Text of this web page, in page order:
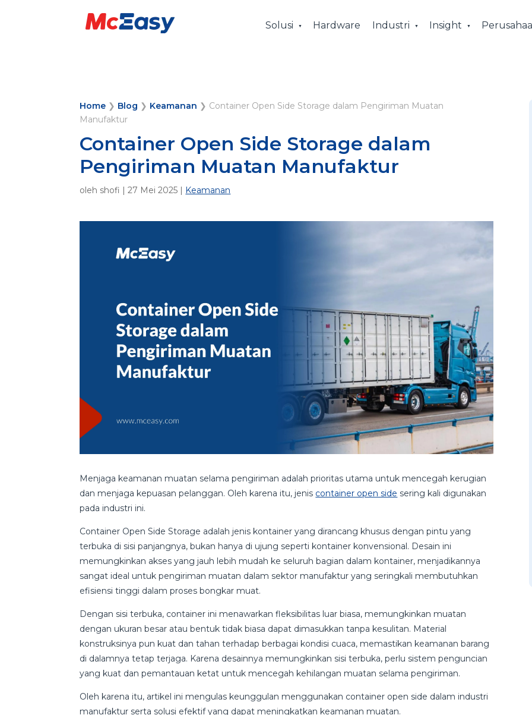
Solusi Hardware Industri Insight
Home ❯ Blog ❯ Keamanan ❯ Container Open Side Storage dalam Pengiriman Muatan
Manufaktur
Container Open Side Storage dalam
Pengiriman Muatan Manufaktur
oleh shofi |27 Mei 2025 | Keamanan
Menjaga keamanan muatan selama pengiriman adalah prioritas utama untuk mencegah kerugian
dan menjaga kepuasan pelanggan. Oleh karena itu, jenis container open side sering kali digunakan
pada industri ini.
Container Open Side Storage adalah jenis kontainer yang dirancang khusus dengan pintu yang
terbuka di sisi panjangnya, bukan hanya di ujung seperti kontainer konvensional. Desain ini
memungkinkan akses yang jauh lebih mudah ke seluruh bagian dalam kontainer, menjadikannya
sangat ideal untuk pengiriman muatan dalam sektor manufaktur yang seringkali membutuhkan
efisiensi tinggi dalam proses bongkar muat.
Dengan sisi terbuka, container ini menawarkan fleksibilitas luar biasa, memungkinkan muatan
dengan ukuran besar atau bentuk tidak biasa dapat dimasukkan tanpa kesulitan. Material
konstruksinya pun kuat dan tahan terhadap berbagai kondisi cuaca, memastikan keamanan barang
di dalamnya tetap terjaga. Karena desainnya memungkinkan sisi terbuka, perlu sistem penguncian
yang kuat dan pemantauan ketat untuk mencegah kehilangan muatan selama pengiriman.
Oleh karena itu, artikel ini mengulas keunggulan menggunakan container open side dalam industri
manufaktur serta solusi efektif yang dapat meningkatkan keamanan muatan.